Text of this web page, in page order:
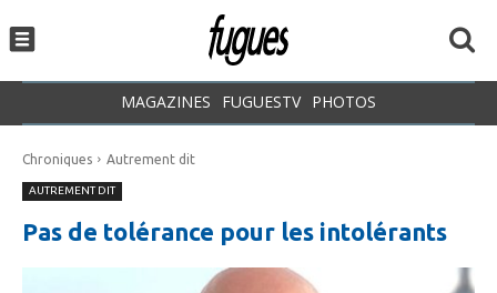
MAGAZINES FUGUESTV PHOTOS
Chroniques Autrement dit
AUTREMENT DIT
Pas de tolérance pour les intolérants